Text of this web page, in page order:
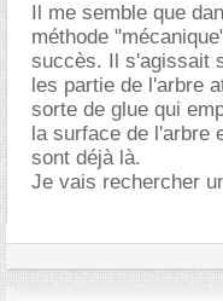
Il me semble que
méthode
succès. Il s'agissait
les partie de l'arbre
sorte de glue qui
la surface de l'arbre
sont déjà là.
Je vais rechercher